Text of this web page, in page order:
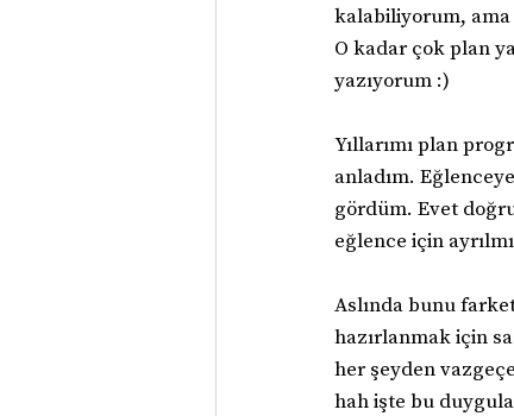
kalabiliyorum,
O kadar çok plan
yazıyorum :)
Yıllarımı plan
anladım.
gördüm. Evet
eğlence için
Aslında bunu
hazırlanmak için
her şeyden
hah işte bu